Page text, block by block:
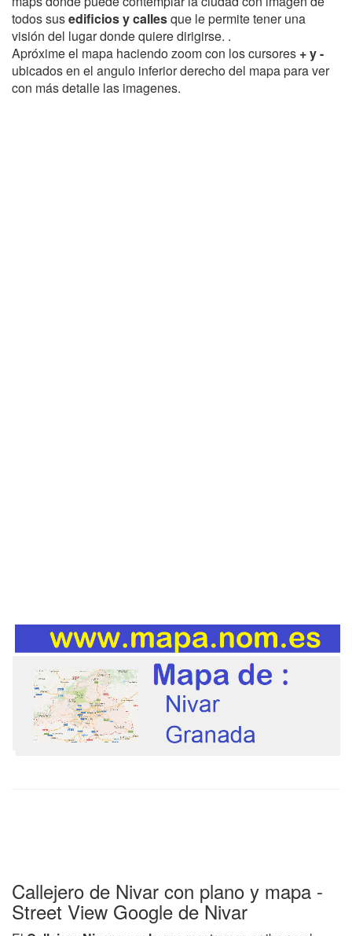
todos susedificios y callesque le permite tener una
visión del lugar donde quiere dirigirse. .
Apróxime el mapa haciendo zoom con los cursores + y -
ubicados en el angulo inferior derecho del mapa para ver
con más detalle las imagenes.
Callejero de Nivar con plano y mapa -
Street View Google de Nivar